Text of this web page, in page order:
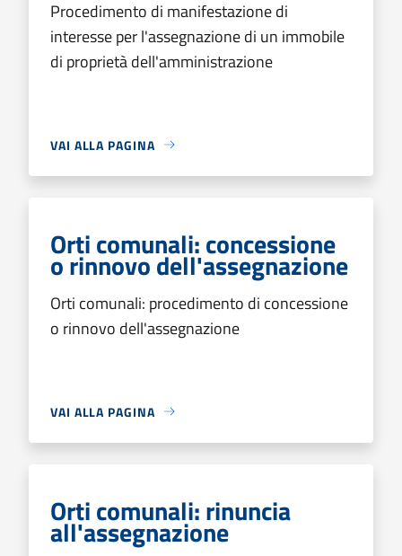
Procedimento di manifestazione di
interesse per l'assegnazione di un immobile
di proprietà dell'amministrazione
VAI ALLA PAGINA
Orti comunali: concessione
o rinnovo dell'assegnazione
Orti comunali: procedimento di concessione
o rinnovo dell'assegnazione
VAI ALLA PAGINA
Orti comunali: rinuncia
all'assegnazione